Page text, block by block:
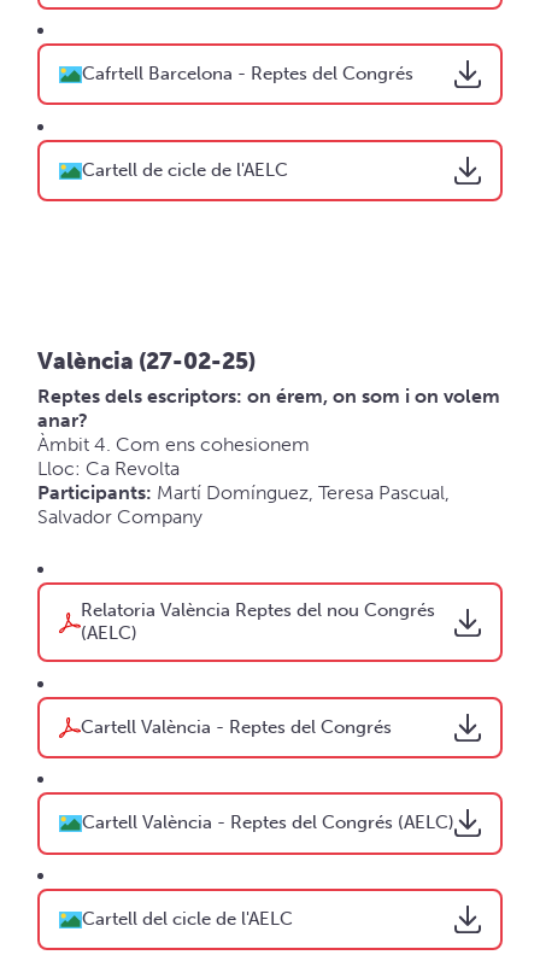
Cafrtell Barcelona - Reptes del Congrés
Cartell de cicle de l'AELC
València (27-02-25)
Reptes dels escriptors: on érem, on som i on volem
anar?
Àmbit 4. Com ens cohesionem
Lloc: Ca Revolta
Participants: Martí Domínguez, Teresa Pascual,
Salvador Company
Relatoria València Reptes del nou Congrés
(AELC)
Cartell València - Reptes del Congrés
Cartell València - Reptes del Congrés (AELC)
Cartell del cicle de l'AELC